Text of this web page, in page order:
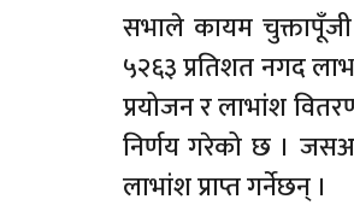
सभाले कायम
५२६३ प्रतिशत नगद
प्रयोजन र लाभांश
निर्णय गरेको छ ।
लाभांश प्राप्त गर्नेछन् ।